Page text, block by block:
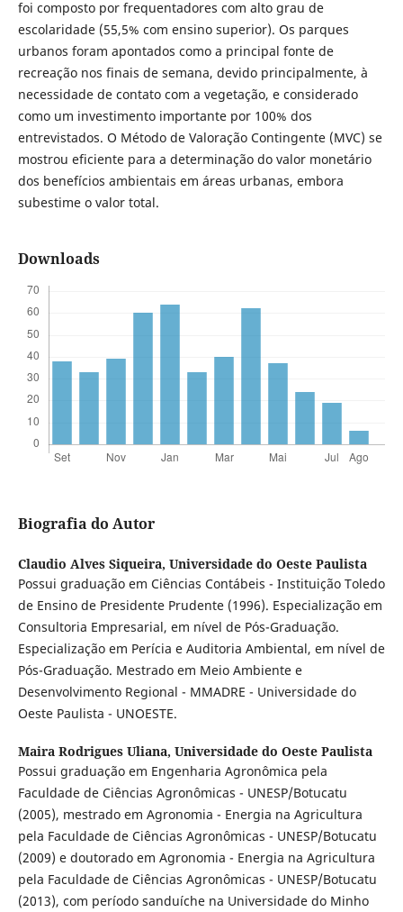
foi composto por frequentadores com alto grau de
escolaridade (55,5% com ensino superior). Os parques
urbanos foram apontados como a principal fonte de
recreação nos finais de semana, devido principalmente, à
necessidade de contato com a vegetação, e considerado
como um investimento importante por 100% dos
entrevistados. O Método de Valoração Contingente (MVC) se
mostrou eficiente para a determinação do valor monetário
dos benefícios ambientais em áreas urbanas, embora
subestime o valor total.
Downloads
Biografia do Autor
Claudio Alves Siqueira, Universidade do Oeste Paulista
Possui graduação em Ciências Contábeis - Instituição Toledo
de Ensino de Presidente Prudente (1996). Especialização em
Consultoria Empresarial, em nível de Pós-Graduação.
Especialização em Perícia e Auditoria Ambiental, em nível de
Pós-Graduação. Mestrado em Meio Ambiente e
Desenvolvimento Regional - MMADRE - Universidade do
Oeste Paulista - UNOESTE.
Maira Rodrigues Uliana, Universidade do Oeste Paulista
Possui graduação em Engenharia Agronômica pela
Faculdade de Ciências Agronômicas - UNESP/Botucatu
(2005), mestrado em Agronomia - Energia na Agricultura
pela Faculdade de Ciências Agronômicas - UNESP/Botucatu
(2009) e doutorado em Agronomia - Energia na Agricultura
pela Faculdade de Ciências Agronômicas - UNESP/Botucatu
(2013), com período sanduíche na Universidade do Minho